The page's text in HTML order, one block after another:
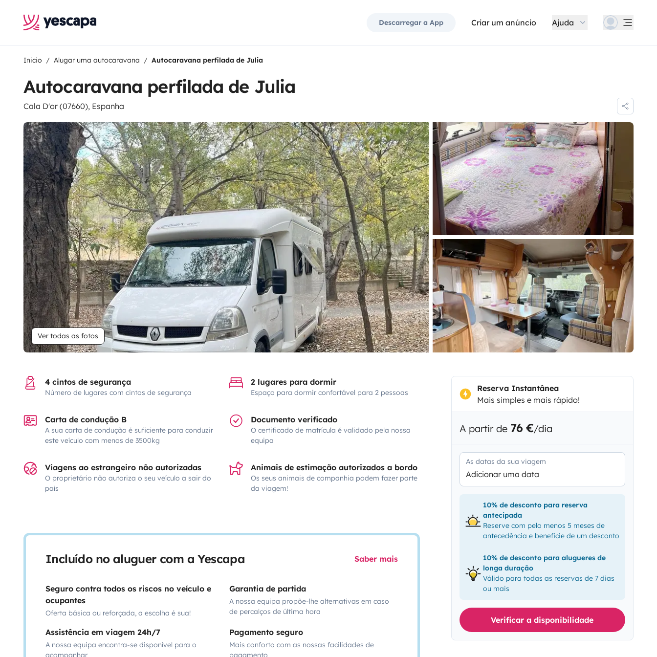
Descarregar a App Criar um anúncio Ajuda
Inicio Alugar uma autocaravana Autocaravana perfilada de Julia
Autocaravana perfilada de Julia
Cala D'or (07660), Espanha
Ver todas as fotos
4 cintos de segurança
Número de lugares com cintos de segurança
2 lugares para dormir
Espaço para dormir confortável para 2 pessoas
Carta de condução B
A sua carta de condução é suficiente para conduzir
este veículo com menos de 3500kg
Documento verificado
O certificado de matrícula é validado pela nossa
equipa
Viagens ao estrangeiro não autorizadas
O proprietário não autoriza o seu veículo a sair do
país
Animais de estimação autorizados a bordo
Os seus animais de companhia podem fazer parte
da viagem!
Incluído no aluguer com a Yescapa Saber mais
Seguro contra todos os riscos no veículo e
ocupantes
Oferta básica ou reforçada, a escolha é sua!
Garantia de partida
A nossa equipa propõe-lhe alternativas em caso
de percalços de última hora
Assistência em viagem 24h/7
A nossa equipa encontra-se disponível para o
acompanhar
Pagamento seguro
Mais conforto com as nossas facilidades de
pagamento
Reserva Instantânea
Mais simples e mais rápido!
A partir de 76 €/dia
As datas da sua viagem
Adicionar uma data
10% de desconto para reserva
antecipada
Reserve com pelo menos 5 meses de
antecedência e beneficie de um desconto
10% de desconto para alugueres de
longa duração
Válido para todas as reservas de 7 dias
ou mais
Verificar a disponibilidade